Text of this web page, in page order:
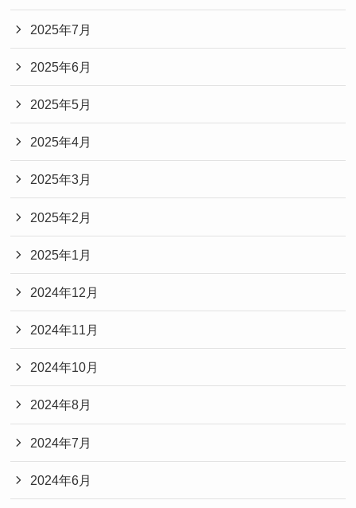
2025年7月
2025年6月
2025年5月
2025年4月
2025年3月
2025年2月
2025年1月
2024年12月
2024年11月
2024年10月
2024年8月
2024年7月
2024年6月